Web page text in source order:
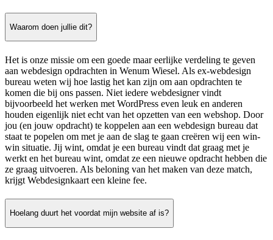
Waarom doen jullie dit?
Het is onze missie om een goede maar eerlijke verdeling te geven
aan webdesign opdrachten in Wenum Wiesel. Als ex-webdesign
bureau weten wij hoe lastig het kan zijn om aan opdrachten te
komen die bij ons passen. Niet iedere webdesigner vindt
bijvoorbeeld het werken met WordPress even leuk en anderen
houden eigenlijk niet echt van het opzetten van een webshop. Door
jou (en jouw opdracht) te koppelen aan een webdesign bureau dat
staat te popelen om met je aan de slag te gaan creëren wij een win-
win situatie. Jij wint, omdat je een bureau vindt dat graag met je
werkt en het bureau wint, omdat ze een nieuwe opdracht hebben die
ze graag uitvoeren. Als beloning van het maken van deze match,
krijgt Webdesignkaart een kleine fee.
Hoelang duurt het voordat mijn website af is?